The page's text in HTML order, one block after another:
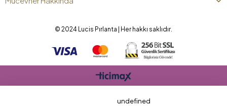
© 2024 Lucis Pırlanta | Her hakkı saklıdır.
undefined